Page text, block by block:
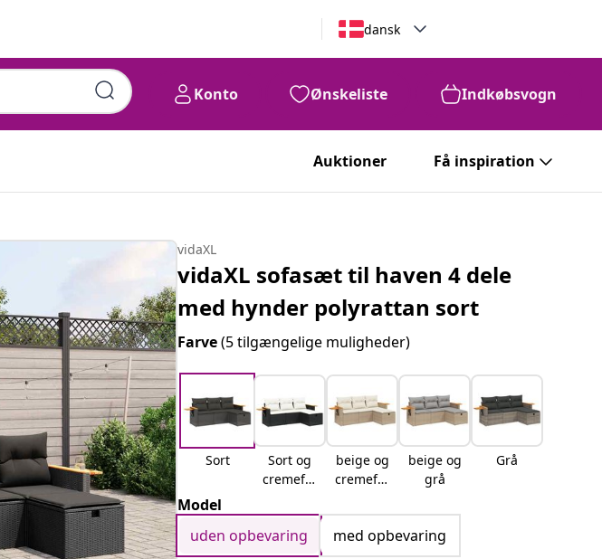
dansk
Konto Ønskeliste Indkøbsvogn
Auktioner Få inspiration
vidaXL
vidaXL sofasæt til haven 4 dele
med hynder polyrattan sort
Farve(5 tilgængelige muligheder)
Sort
Sort og
cremefar
beige og
cremefar
beige og
grå
Grå
Model
uden opbevaring
med opbevaring